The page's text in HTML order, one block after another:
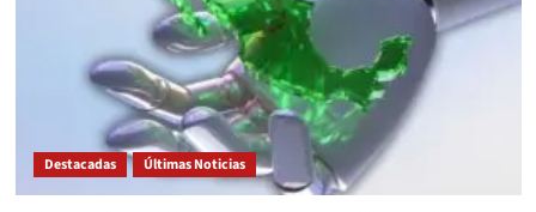
Destacadas Últimas Noticias